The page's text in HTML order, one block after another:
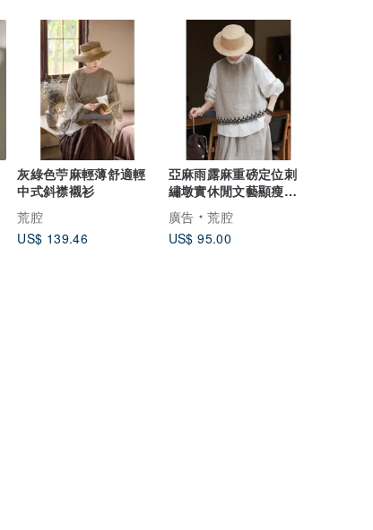
灰綠色苧麻輕薄舒適輕
中式斜襟襯衫
荒腔
US$ 139.46
亞麻雨露麻重磅定位刺
繡墩實休閒文藝顯瘦馬
甲罩衫 上衣 背心
廣告
荒腔
US$ 95.00